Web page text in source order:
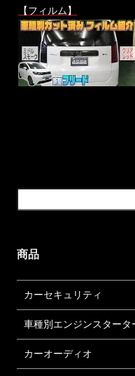
【フィルム】
商品
カーセキュリティ
車種別エンジンスタータ
カーオーディオ